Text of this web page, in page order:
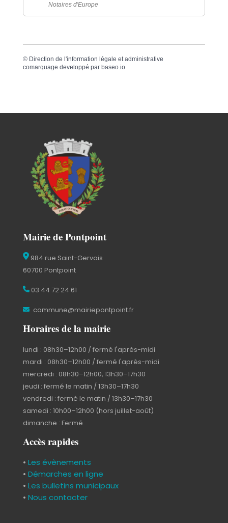
Notaires d'Europe
© Direction de l'information légale et administrative
comarquage developpé par baseo.io
Mairie de Pontpoint
984 rue Saint-Gervais
60700 Pontpoint
03 44 72 24 61
commune@mairiepontpoint.fr
Horaires de la mairie
lundi : 08h30–12h00 / fermé l'après-midi
mardi : 08h30–12h00 / fermé l'après-midi
mercredi : 08h30–12h00, 13h30–17h30
jeudi : fermé le matin / 13h30–17h30
vendredi : fermé le matin / 13h30–17h30
samedi : 10h00–12h00 (hors juillet-août)
dimanche : Fermé
Accès rapides
• Les évènements
• Démarches en ligne
• Les bulletins municipaux
• Nous contacter